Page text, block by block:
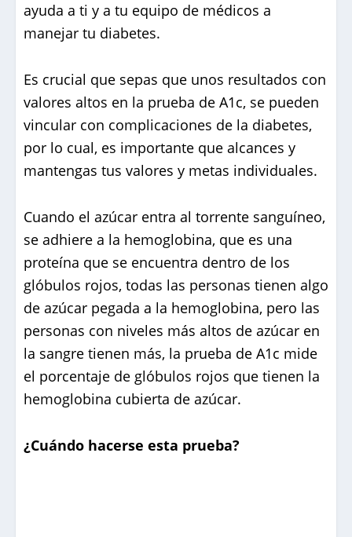
ayuda a ti y a tu equipo de médicos a
manejar tu diabetes.
Es crucial que sepas que unos resultados con
valores altos en la prueba de A1c, se pueden
vincular con complicaciones de la diabetes,
por lo cual, es importante que alcances y
mantengas tus valores y metas individuales.
Cuando el azúcar entra al torrente sanguíneo,
se adhiere a la hemoglobina, que es una
proteína que se encuentra dentro de los
glóbulos rojos, todas las personas tienen algo
de azúcar pegada a la hemoglobina, pero las
personas con niveles más altos de azúcar en
la sangre tienen más, la prueba de A1c mide
el porcentaje de glóbulos rojos que tienen la
hemoglobina cubierta de azúcar.
¿Cuándo hacerse esta prueba?